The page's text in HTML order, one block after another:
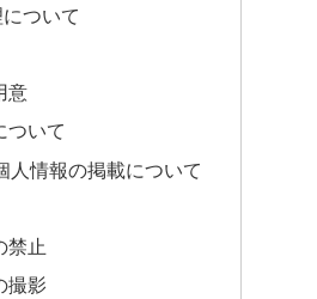
ついて
意
ついて
人情報の掲載について
禁止
撮影